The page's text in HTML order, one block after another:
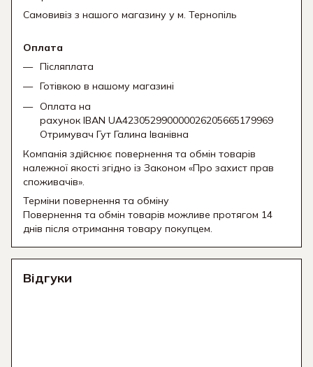
Самовивіз з нашого магазину у м. Тернопіль
Оплата
Післяплата
Готівкою в нашому магазині
Оплата на
рахунок IBAN UA423052990000026205665179969
Отримувач Гут Галина Іванівна
Компанія здійснює повернення та обмін товарів
належної якості згідно із Законом «Про захист прав
споживачів».
Терміни повернення та обміну
Повернення та обмін товарів можливе протягом 14
днів після отримання товару покупцем.
Відгуки